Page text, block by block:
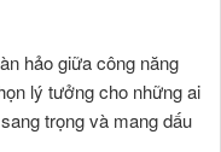
hảo giữa công năng
lý tưởng cho những ai
trọng và mang dấu